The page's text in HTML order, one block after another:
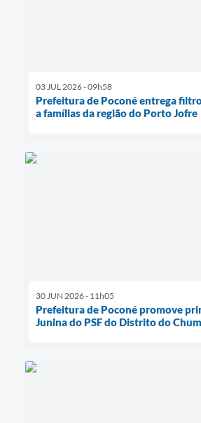
03 JUL 2026 - 09h58
Prefeitura de Poconé entrega
a famílias da região do Porto Jofre
30 JUN 2026 - 11h05
Prefeitura de Poconé promove
Junina do PSF do Distrito do